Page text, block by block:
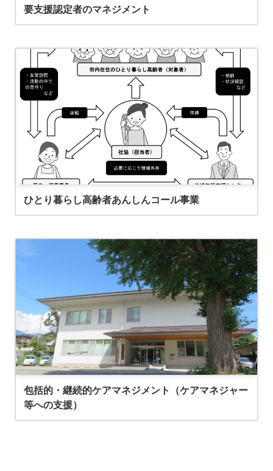
要支援認定者のマネジメント
ひとり暮らし高齢者あんしんコール事業
包括的・継続的ケアマネジメント（ケアマネジャー
等への支援）